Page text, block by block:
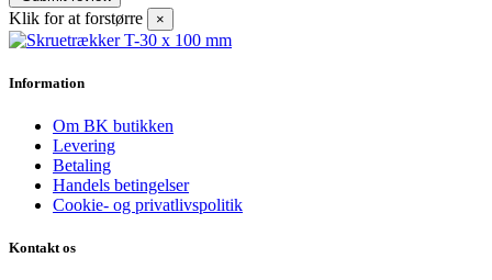
Klik for at forstørre ×
Information
Om BK butikken
Levering
Betaling
Handels betingelser
Cookie- og privatlivspolitik
Kontakt os